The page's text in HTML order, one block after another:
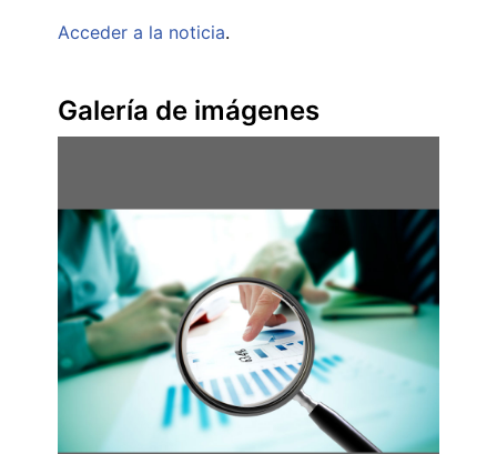
Acceder a la noticia.
Galería de imágenes